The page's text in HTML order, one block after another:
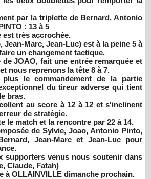
par la triplette de Bernard, Antonio
: 13 à 5
est très accrochée.
Jean-Marc, Jean-Luc) est à la peine 5 à
un changement tactique.
JOAO, fait une entrée remarquée et
nous reprenons la tête 8 à 7.
le commandement de la partie
du tireur adverse qui tient
bras.
au score à 12 à 12 et s'inclinent
de stratégie.
le match et la rencontre par 22 à 14.
de Sylvie, Joao, Antonio Pinto,
Jean-Marc et Jean-Luc pour
supporters venus nous soutenir dans
Claude, Fatah)
à OLLAINVILLE dimanche prochain.